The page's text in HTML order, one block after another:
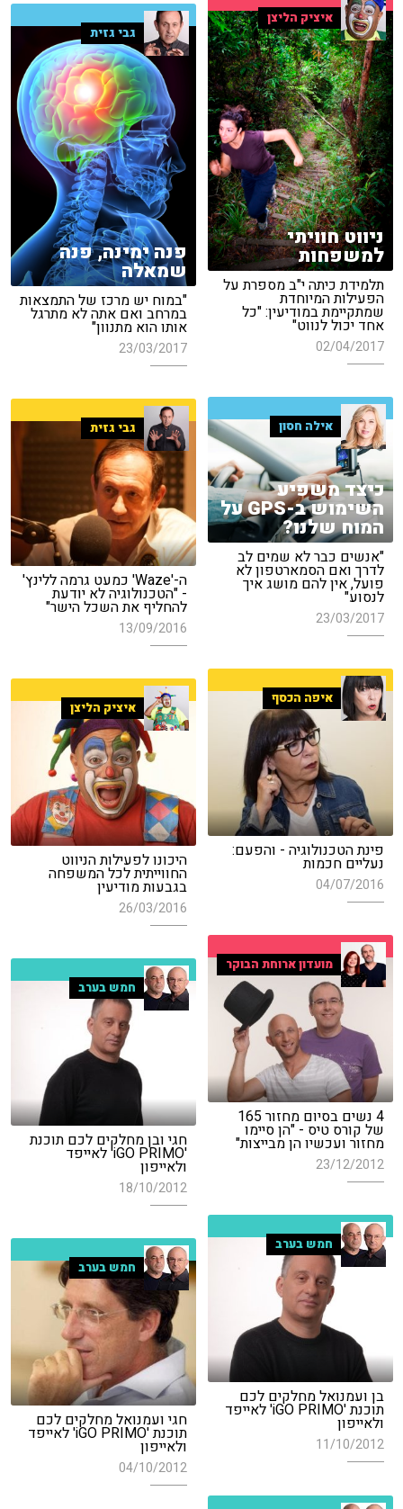
איציק הליצן
ניווט חוויתי
למשפחות
תלמידת כיתה י"ב מספרת על
הפעילות המיוחדת
שמתקיימת במודיעין: "כל
אחד יכול לנווט"
02/04/2017
גבי גזית
פנה ימינה, פנה
שמאלה
"במוח יש מרכז של התמצאות
במרחב ואם אתה לא מתרגל
אותו הוא מתנוון"
23/03/2017
אילה חסון
כיצד משפיע
השימוש ב-GPS על
המוח שלנו?
"אנשים כבר לא שמים לב
לדרך ואם הסמארטפון לא
פועל, אין להם מושג איך
לנסוע"
23/03/2017
גבי גזית
ה-'Waze' כמעט גרמה ללינץ'
- "הטכנולוגיה לא יודעת
להחליף את השכל הישר"
13/09/2016
איפה הכסף
פינת הטכנולוגיה - והפעם:
נעליים חכמות
04/07/2016
איציק הליצן
היכונו לפעילות הניווט
החווייתית לכל המשפחה
בגבעות מודיעין
26/03/2016
מועדון ארוחת הבוקר
4 נשים בסיום מחזור 165
של קורס טיס - "הן סיימו
מחזור ועכשיו הן מבייצות"
23/12/2012
חמש בערב
חגי ובן מחלקים לכם תוכנת
'iGO PRIMO' לאייפד
ולאייפון
18/10/2012
חמש בערב
בן ועמנואל מחלקים לכם
תוכנת 'iGO PRIMO' לאייפד
ולאייפון
11/10/2012
חמש בערב
חגי ועמנואל מחלקים לכם
תוכנת 'iGO PRIMO' לאייפד
ולאייפון
04/10/2012